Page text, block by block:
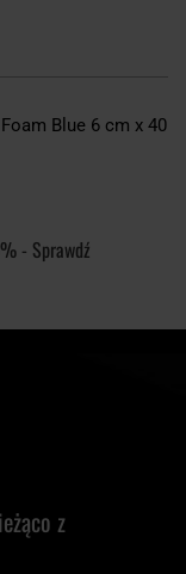
Blue 6 cm x 40
z